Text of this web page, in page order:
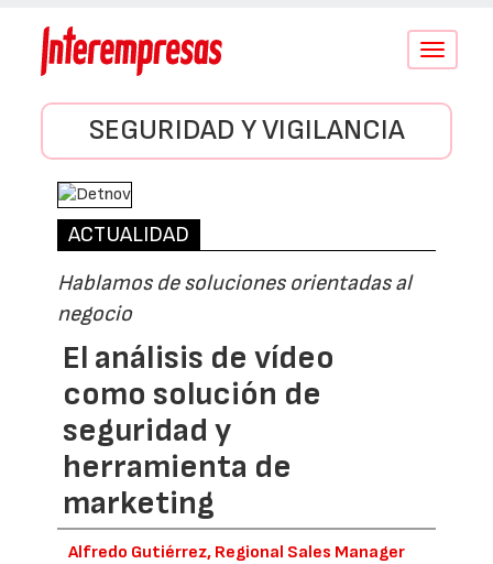
Conmutar
SEGURIDAD Y VIGILANCIA
ACTUALIDAD
Hablamos de soluciones orientadas al
negocio
El análisis de vídeo
como solución de
seguridad y
herramienta de
marketing
Alfredo Gutiérrez, Regional Sales Manager